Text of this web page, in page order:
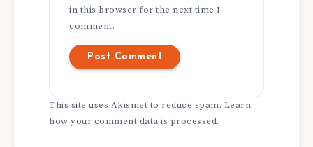
in this browser for the next time I
comment.
This site uses Akismet to reduce spam. Learn
how your comment data is processed.